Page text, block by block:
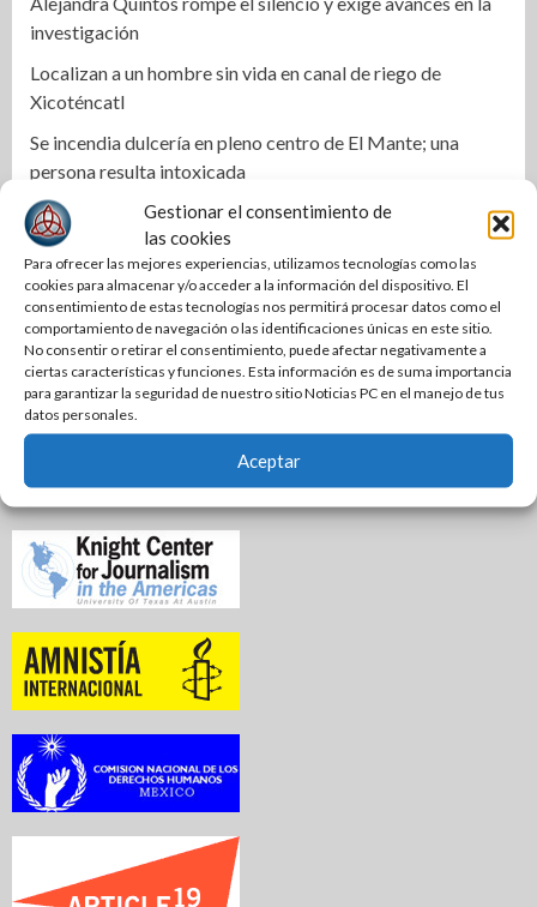
Gestionar el consentimiento de
las cookies
Para ofrecer las mejores experiencias, utilizamos tecnologías como las
cookies para almacenar y/o acceder a la información del dispositivo. El
consentimiento de estas tecnologías nos permitirá procesar datos como el
comportamiento de navegación o las identificaciones únicas en este sitio.
No consentir o retirar el consentimiento, puede afectar negativamente a
ciertas características y funciones. Esta información es de suma importancia
para garantizar la seguridad de nuestro sitio Noticias PC en el manejo de tus
datos personales.
Aceptar
investigación
Localizan a un hombre sin vida en canal de riego de
Xicoténcatl
Se incendia dulcería en pleno centro de El Mante; una
persona resulta intoxicada